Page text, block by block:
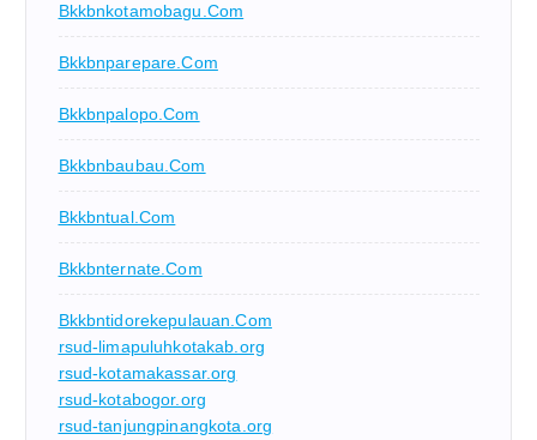
Bkkbnkotamobagu.com
Bkkbnparepare.com
Bkkbnpalopo.com
Bkkbnbaubau.com
Bkkbntual.com
Bkkbnternate.com
Bkkbntidorekepulauan.com
rsud-limapuluhkotakab.org
rsud-kotamakassar.org
rsud-kotabogor.org
rsud-tanjungpinangkota.org